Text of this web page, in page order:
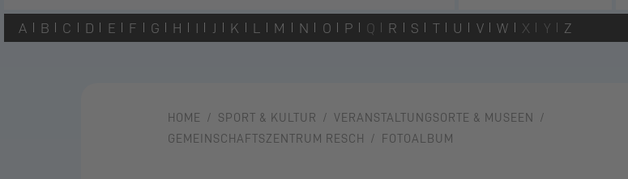
A B C D E F G H I J K L M N O P Q R S T U V W X Y Z
HOME SPORT & KULTUR
VERANSTALTUNGSORTE & MUSEEN
GEMEINSCHAFTSZENTRUM RESCH
FOTOALBUM